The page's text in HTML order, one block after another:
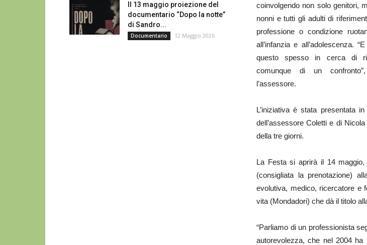
coinvolgendo non solo genitori,
nonni e tutti gli adulti di
professione o condizione
all’infanzia e all’adolescenza.
questo spesso in cerca di
comunque di un
l’assessore.
L’iniziativa è stata presentata
dell’assessore Coletti e di
della tre giorni.
La Festa si aprirà il 14 maggio,
(consigliata la prenotazione)
evolutiva, medico, ricercatore e
vita (Mondadori) che dà il titolo
“Parliamo di un professionista
autorevolezza, che nel 2004 ha
Il 13 maggio proiezione del
documentario “Dopo la notte”
di Sandro...
Documentario 12 Maggio 2026